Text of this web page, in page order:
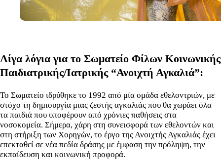
Λίγα λόγια για το Σωματείο Φίλων Κοινωνικής
Παιδιατρικής/Ιατρικής “Ανοιχτή Αγκαλιά”:
Το Σωματείο ιδρύθηκε το 1992 από μία ομάδα εθελοντριών, με
στόχο τη δημιουργία μιας ζεστής αγκαλιάς που θα χωράει όλα
τα παιδιά που υποφέρουν από χρόνιες παθήσεις στα
νοσοκομεία. Σήμερα, χάρη στη συνεισφορά των εθελοντών και
στη στήριξη των Χορηγών, το έργο της Ανοιχτής Αγκαλιάς έχει
επεκταθεί σε νέα πεδία δράσης με έμφαση την πρόληψη, την
εκπαίδευση και κοινωνική προφορά.